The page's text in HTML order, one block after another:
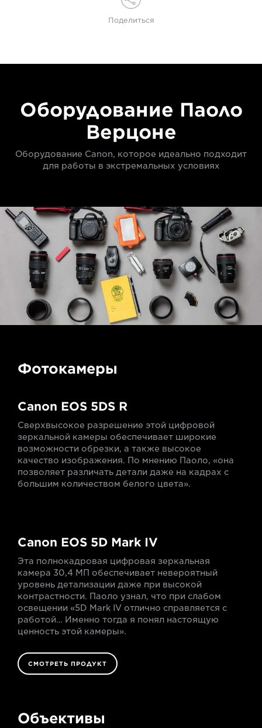
Поделиться
Оборудование Паоло
Верцоне
Оборудование Canon, которое идеально подходит
для работы в экстремальных условиях
Фотокамеры
Canon EOS 5DS R
Сверхвысокое разрешение этой цифровой
зеркальной камеры обеспечивает широкие
возможности обрезки, а также высокое
качество изображения. По мнению Паоло, «она
позволяет различать детали даже на кадрах с
большим количеством белого цвета».
Canon EOS 5D Mark IV
Эта полнокадровая цифровая зеркальная
камера 30,4 МП обеспечивает невероятный
уровень детализации даже при высокой
контрастности. Паоло узнал, что при слабом
освещении «5D Mark IV отлично справляется с
работой… Именно тогда я понял настоящую
ценность этой камеры».
СМОТРЕТЬ ПРОДУКТ
Объективы